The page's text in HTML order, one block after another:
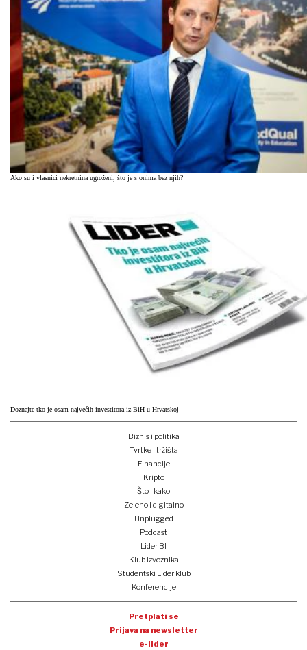
Ako su i vlasnici nekretnina ugroženi, što je s onima bez njih?
Doznajte tko je osam najvećih investitora iz BiH u Hrvatskoj
Biznis i politika
Tvrtke i tržišta
Financije
Kripto
Što i kako
Zeleno i digitalno
Unplugged
Podcast
Lider BI
Klub izvoznika
Studentski Lider klub
Konferencije
Pretplati se
Prijava na newsletter
e-lider